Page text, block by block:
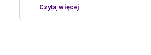
Czytaj więcej